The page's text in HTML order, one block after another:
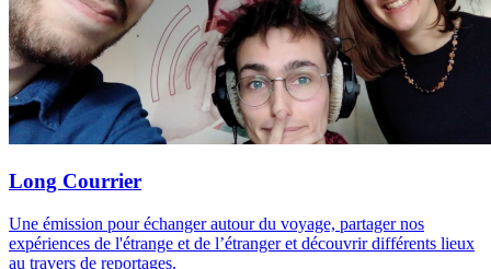
Long Courrier
Une émission pour échanger autour du voyage, partager nos
expériences de l'étrange et de l’étranger et découvrir différents lieux
au travers de reportages.